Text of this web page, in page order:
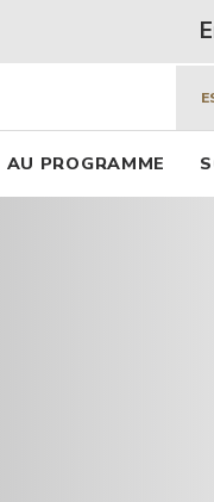
LyonEn
AU PROGRAMME